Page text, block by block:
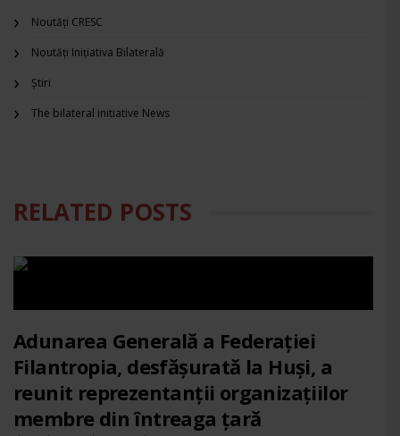
Noutăți CRESC
Noutăți Inițiativa Bilaterală
Știri
The bilateral initiative News
RELATED POSTS
Adunarea Generală a Federației
Filantropia, desfășurată la Huși, a
reunit reprezentanții organizațiilor
membre din întreaga țară